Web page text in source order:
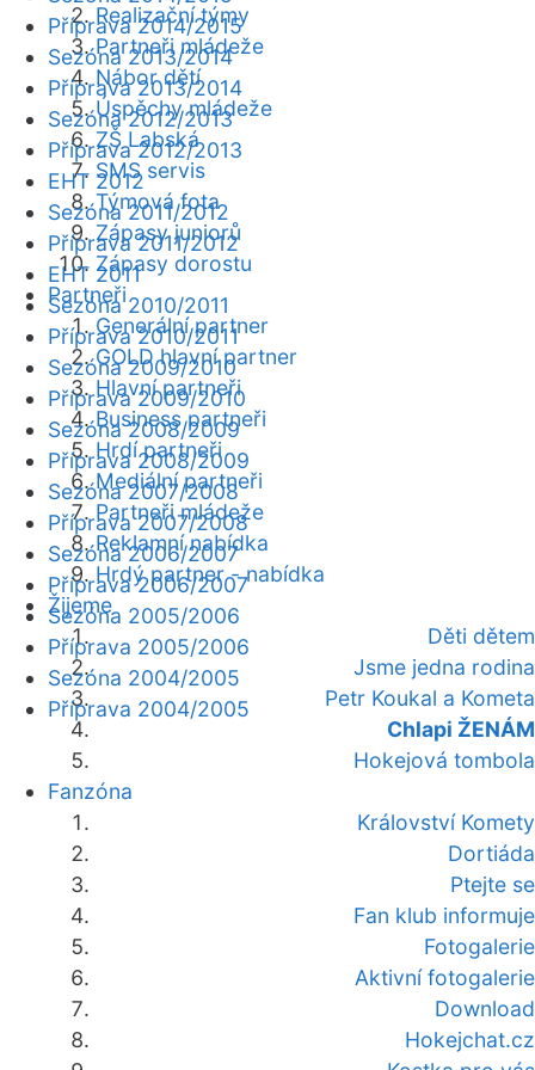
Realizační týmy
Partneři mládeže
Nábor dětí
Úspěchy mládeže
ZŠ Labská
SMS servis
Týmová fota
Zápasy juniorů
Zápasy dorostu
Partneři
Generální partner
GOLD hlavní partner
Hlavní partneři
Business partneři
Hrdí partneři
Mediální partneři
Partneři mládeže
Reklamní nabídka
Hrdý partner - nabídka
Žijeme
Děti dětem
Jsme jedna rodina
Petr Koukal a Kometa
Chlapi ŽENÁM
Hokejová tombola
Fanzóna
Království Komety
Dortiáda
Ptejte se
Fan klub informuje
Fotogalerie
Aktivní fotogalerie
Download
Hokejchat.cz
Příprava 2014/2015
Sezóna 2013/2014
Příprava 2013/2014
Sezóna 2012/2013
Příprava 2012/2013
EHT 2012
Sezóna 2011/2012
Příprava 2011/2012
EHT 2011
Sezóna 2010/2011
Příprava 2010/2011
Sezóna 2009/2010
Příprava 2009/2010
Sezóna 2008/2009
Příprava 2008/2009
Sezóna 2007/2008
Příprava 2007/2008
Sezóna 2006/2007
Příprava 2006/2007
Sezóna 2005/2006
Příprava 2005/2006
Sezóna 2004/2005
Příprava 2004/2005